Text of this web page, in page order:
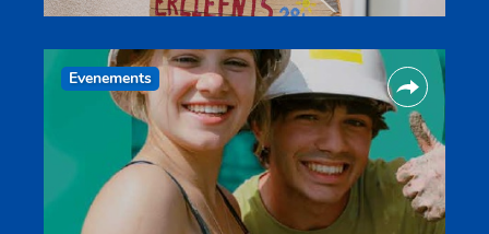
Evenements